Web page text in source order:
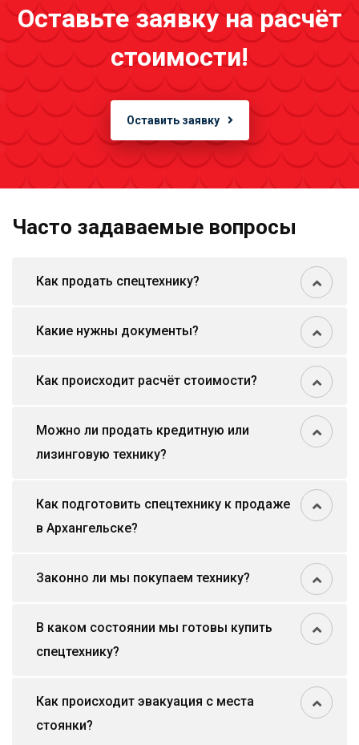
Оставьте заявку на расчёт
стоимости!
Оставить заявку
Часто задаваемые вопросы
Как продать спецтехнику?
Какие нужны документы?
Как происходит расчёт стоимости?
Можно ли продать кредитную или
лизинговую технику?
Как подготовить спецтехнику к продаже
в Архангельске?
Законно ли мы покупаем технику?
В каком состоянии мы готовы купить
спецтехнику?
Как происходит эвакуация с места
стоянки?